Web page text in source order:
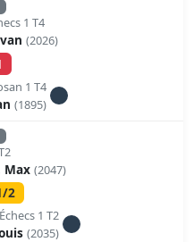
1 T4
(2026)
1 T4
(1895)
Max (2047)
2
1 T2
(2035)